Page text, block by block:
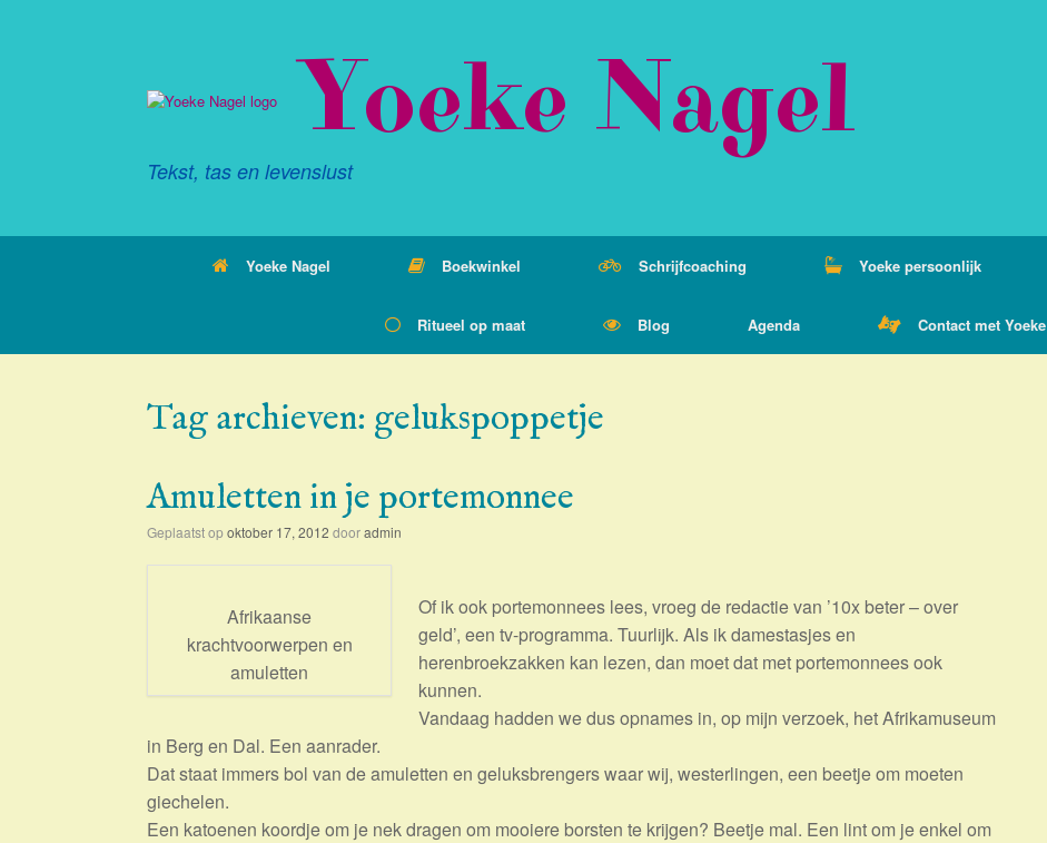
Yoeke Nagel
Tekst, tas en levenslust
Yoeke Nagel Boekwinkel Schrijfcoaching Yoeke persoonlijk
Ritueel op maat Blog Agenda Contact met Yoeke
Tag archieven: gelukspoppetje
Amuletten in je portemonnee
Geplaatst opoktober 17, 2012 dooradmin
Afrikaanse
krachtvoorwerpen en
amuletten
Of ik ook portemonnees lees, vroeg de redactie van ’10x beter – over
geld’, een tv-programma. Tuurlijk. Als ik damestasjes en
herenbroekzakken kan lezen, dan moet dat met portemonnees ook
kunnen.
Vandaag hadden we dus opnames in, op mijn verzoek, het Afrikamuseum
in Berg en Dal. Een aanrader.
Dat staat immers bol van de amuletten en geluksbrengers waar wij, westerlingen, een beetje om moeten
giechelen.
Een katoenen koordje om je nek dragen om mooiere borsten te krijgen? Beetje mal. Een lint om je enkel om